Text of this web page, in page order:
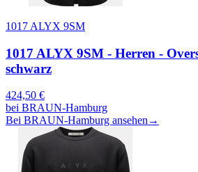
1017 ALYX 9SM
1017 ALYX 9SM - Herren -
schwarz
424,50 €
bei BRAUN-Hamburg
Bei BRAUN-Hamburg ansehen →